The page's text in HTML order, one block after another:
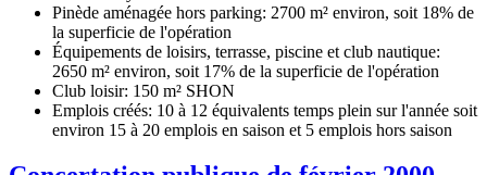
Pinède aménagée hors parking: 2700 m² environ, soit 18% de
la superficie de l'opération
Équipements de loisirs, terrasse, piscine et club nautique:
2650 m² environ, soit 17% de la superficie de l'opération
Club loisir: 150 m² SHON
Emplois créés: 10 à 12 équivalents temps plein sur l'année soit
environ 15 à 20 emplois en saison et 5 emplois hors saison